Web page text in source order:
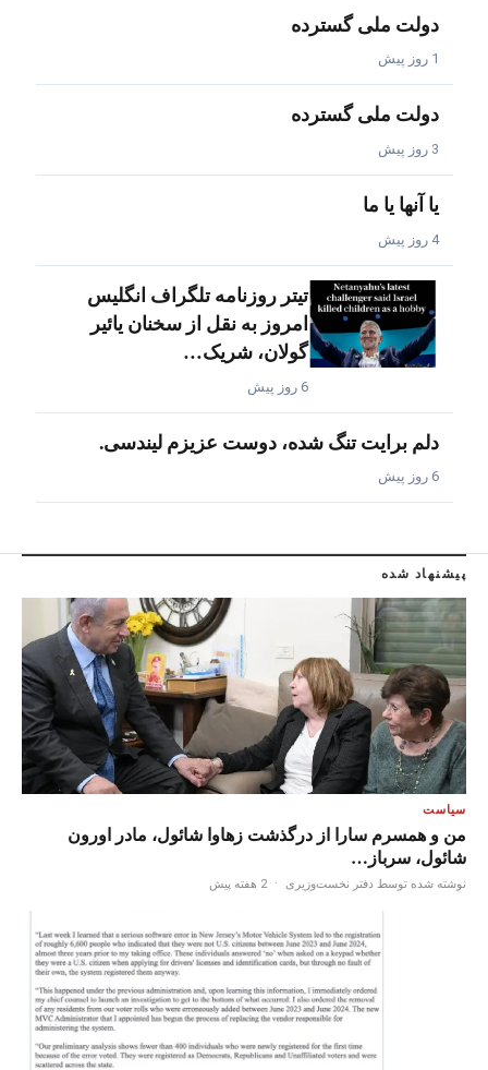
دولت ملی گسترده
1 روز پیش
دولت ملی گسترده
3 روز پیش
یا آنها یا ما
4 روز پیش
تیتر روزنامه تلگراف انگلیس
امروز به نقل از سخنان یائیر
گولان، شریک…
6 روز پیش
دلم برایت تنگ شده، دوست عزیزم لیندسی.
6 روز پیش
پیشنهاد شده
سیاست
من و همسرم سارا از درگذشت زهاوا شائول، مادر اورون
شائول، سرباز…
نوشته شده توسط دفتر نخست‌وزیری · 2 هفته پیش